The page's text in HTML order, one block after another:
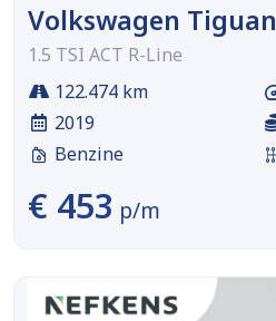
Volkswagen Tiguan
1.5 TSI ACT R-Line
122.474 km
2019
Benzine
€ 453 p/m